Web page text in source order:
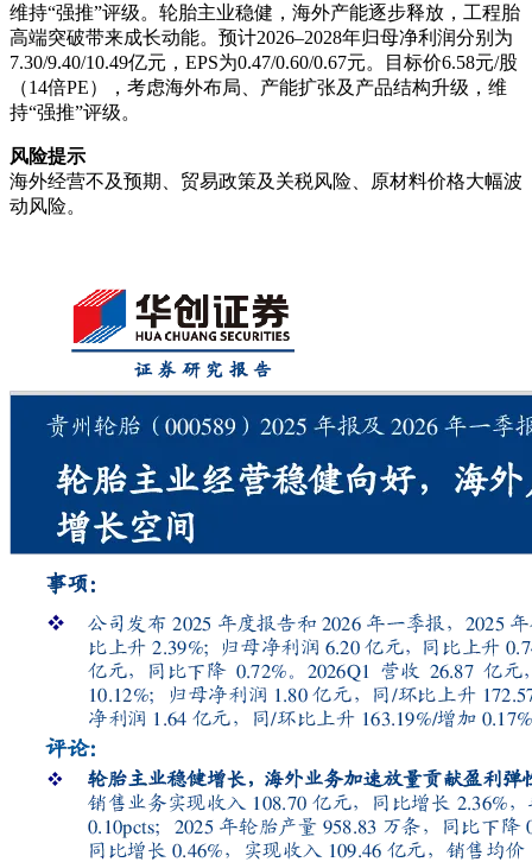
维持“强推”评级。轮胎主业稳健，海外产能逐步释放，工程胎
高端突破带来成长动能。预计2026–2028年归母净利润分别为
7.30/9.40/10.49亿元，EPS为0.47/0.60/0.67元。目标价6.58元/股
（14倍PE），考虑海外布局、产能扩张及产品结构升级，维
持“强推”评级。
风险提示
海外经营不及预期、贸易政策及关税风险、原材料价格大幅波
动风险。